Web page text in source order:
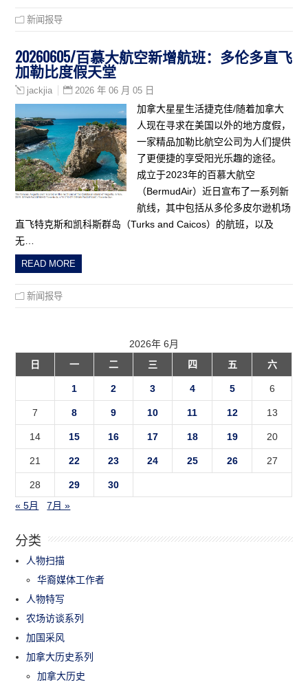
新闻报导
20260605/百慕大航空新增航班：多伦多直飞
加勒比度假天堂
jackjia 2026 年 06 月 05 日
加拿大星星生活捷克佳/随着加拿大
人现在寻求在美国以外的地方度假，
一家精品加勒比航空公司为人们提供
了更便捷的享受阳光乐趣的途径。
成立于2023年的百慕大航空
（BermudAir）近日宣布了一系列新
航线，其中包括从多伦多皮尔逊机场
直飞特克斯和凯科斯群岛（Turks and Caicos）的航班，以及
无…
READ MORE
新闻报导
2026年 6月
日
一 二 三 四 五 六
1 2 3 4 5 6
7 8 9 10 11 12 13
14 15 16 17 18 19 20
21 22 23 24 25 26 27
28 29
30
« 5月
7月 »
分类
人物扫描
华裔媒体工作者
人物特写
农场访谈系列
加国采风
加拿大历史系列
加拿大历史